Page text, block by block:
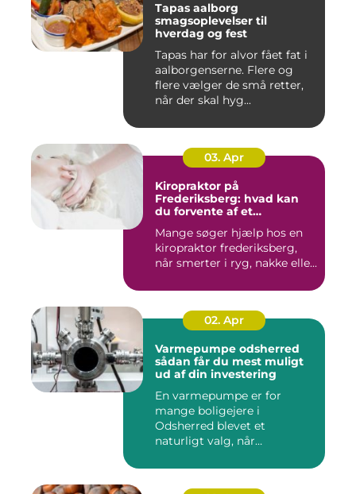
Tapas aalborg
smagsoplevelser til
hverdag og fest
Tapas har for alvor fået fat i
aalborgenserne. Flere og
flere vælger de små retter,
når der skal hyg...
03. Apr
Kiropraktor på
Frederiksberg: hvad kan
du forvente af et
Mange søger hjælp hos en
kiropraktor frederiksberg,
når smerter i ryg, nakke elle...
02. Apr
Varmepumpe odsherred
sådan får du mest muligt
ud af din investering
En varmepumpe er for
mange boligejere i
Odsherred blevet et
naturligt valg, når